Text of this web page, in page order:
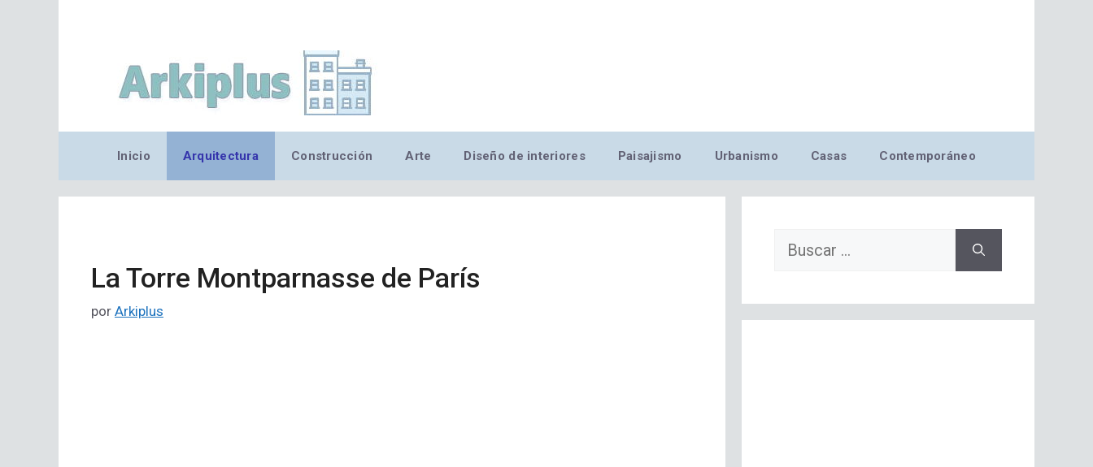
Inicio Arquitectura Construcción Arte Diseño de interiores Paisajismo Urbanismo Casas Contemporáneo
La Torre Montparnasse de París
por Arkiplus
Buscar: